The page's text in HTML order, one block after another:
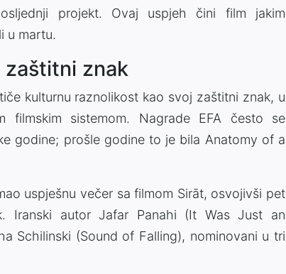
projekt. Ovaj uspjeh čini film jakim
u martu.
zaštitni znak
kulturnu raznolikost kao svoj zaštitni znak, u
filmskim sistemom. Nagrade EFA često se
godine; prošle godine to je bila Anatomy of a
uspješnu večer sa filmom Sirāt, osvojivši pet
Iranski autor Jafar Panahi (It Was Just an
Schilinski (Sound of Falling), nominovani u tri